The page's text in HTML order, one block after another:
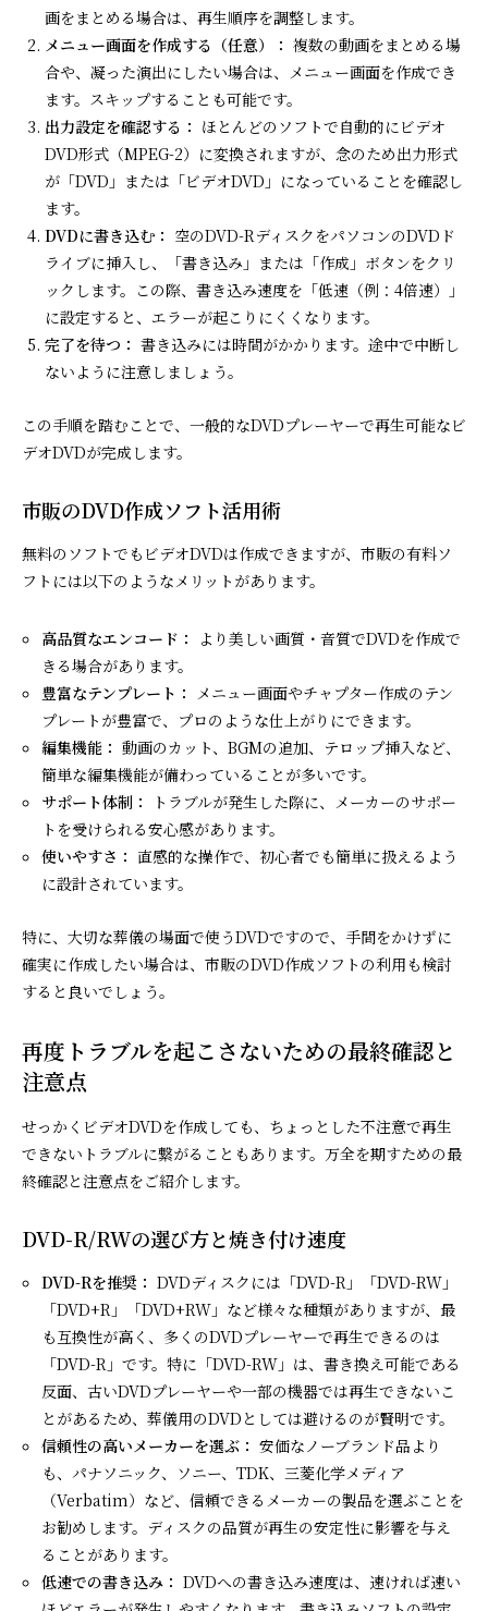
画をまとめる場合は、再生順序を調整します。
メニュー画面を作成する（任意）： 複数の動画をまとめる場
合や、凝った演出にしたい場合は、メニュー画面を作成でき
ます。スキップすることも可能です。
出力設定を確認する： ほとんどのソフトで自動的にビデオ
DVD形式（MPEG-2）に変換されますが、念のため出力形式
が「DVD」または「ビデオDVD」になっていることを確認し
ます。
DVDに書き込む： 空のDVD-RディスクをパソコンのDVDド
ライブに挿入し、「書き込み」または「作成」ボタンをクリ
ックします。この際、書き込み速度を「低速（例：4倍速）」
に設定すると、エラーが起こりにくくなります。
完了を待つ： 書き込みには時間がかかります。途中で中断し
ないように注意しましょう。
この手順を踏むことで、一般的なDVDプレーヤーで再生可能なビ
デオDVDが完成します。
市販のDVD作成ソフト活用術
無料のソフトでもビデオDVDは作成できますが、市販の有料ソ
フトには以下のようなメリットがあります。
高品質なエンコード：
より美しい画質・音質でDVDを作成で
きる場合があります。
豊富なテンプレート：
メニュー画面やチャプター作成のテン
プレートが豊富で、プロのような仕上がりにできます。
編集機能： 動画のカット、BGMの追加、テロップ挿入など、
簡単な編集機能が備わっていることが多いです。
サポート体制：
トラブルが発生した際に、メーカーのサポー
トを受けられる安心感があります。
使いやすさ： 直感的な操作で、初心者でも簡単に扱えるよう
に設計されています。
特に、大切な葬儀の場面で使うDVDですので、手間をかけずに
確実に作成したい場合は、市販のDVD作成ソフトの利用も検討
すると良いでしょう。
再度トラブルを起こさないための最終確認と
注意点
せっかくビデオDVDを作成しても、ちょっとした不注意で再生
できないトラブルに繋がることもあります。万全を期すための最
終確認と注意点をご紹介します。
DVD-R/RWの選び方と焼き付け速度
DVD-Rを推奨： DVDディスクには「DVD-R」「DVD-RW」
「DVD+R」「DVD+RW」など様々な種類がありますが、最
も互換性が高く、多くのDVDプレーヤーで再生できるのは
「DVD-R」です。特に「DVD-RW」は、書き換え可能である
反面、古いDVDプレーヤーや一部の機器では再生できないこ
とがあるため、葬儀用のDVDとしては避けるのが賢明です。
信頼性の高いメーカーを選ぶ： 安価なノーブランド品より
も、パナソニック、ソニー、TDK、三菱化学メディア
（Verbatim）など、信頼できるメーカーの製品を選ぶことを
お勧めします。ディスクの品質が再生の安定性に影響を与え
ることがあります。
低速での書き込み： DVDへの書き込み速度は、速ければ速い